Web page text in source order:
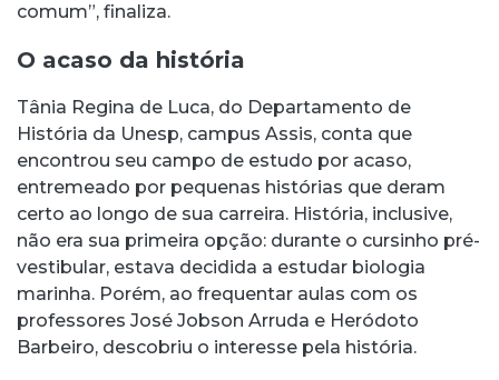
comum”, finaliza.
O acaso da história
Tânia Regina de Luca, do Departamento de
História da Unesp, campus Assis, conta que
encontrou seu campo de estudo por acaso,
entremeado por pequenas histórias que deram
certo ao longo de sua carreira. História, inclusive,
não era sua primeira opção: durante o cursinho pré-
vestibular, estava decidida a estudar biologia
marinha. Porém, ao frequentar aulas com os
professores José Jobson Arruda e Heródoto
Barbeiro, descobriu o interesse pela história.